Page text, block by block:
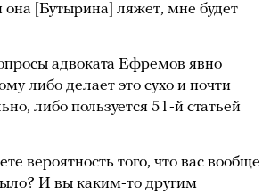
она [Бутырина] ляжет, мне будет
адвоката Ефремов явно
либо делает это сухо и почти
либо пользуется 51-й статьей
вероятность того, что вас вообще
И вы каким-то другим